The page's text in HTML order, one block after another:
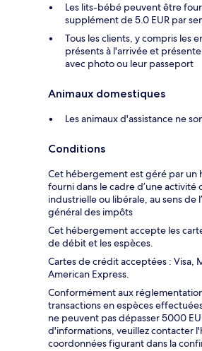
Les lits-bébé peuvent être
supplément de 5.0 EUR par
Tous les clients, y compris les
présents à l'arrivée et
avec photo ou leur passeport
Animaux domestiques
Les animaux d'assistance ne
Conditions
Cet hébergement est géré par un
fourni dans le cadre d’une activité
industrielle ou libérale, au sens de
général des impôts
Cet hébergement accepte les
de débit et les espèces.
Cartes de crédit acceptées : Visa,
American Express.
Conformément aux
transactions en espèces
ne peuvent pas dépasser 5000
d'informations, veuillez contacter
coordonnées figurant dans la